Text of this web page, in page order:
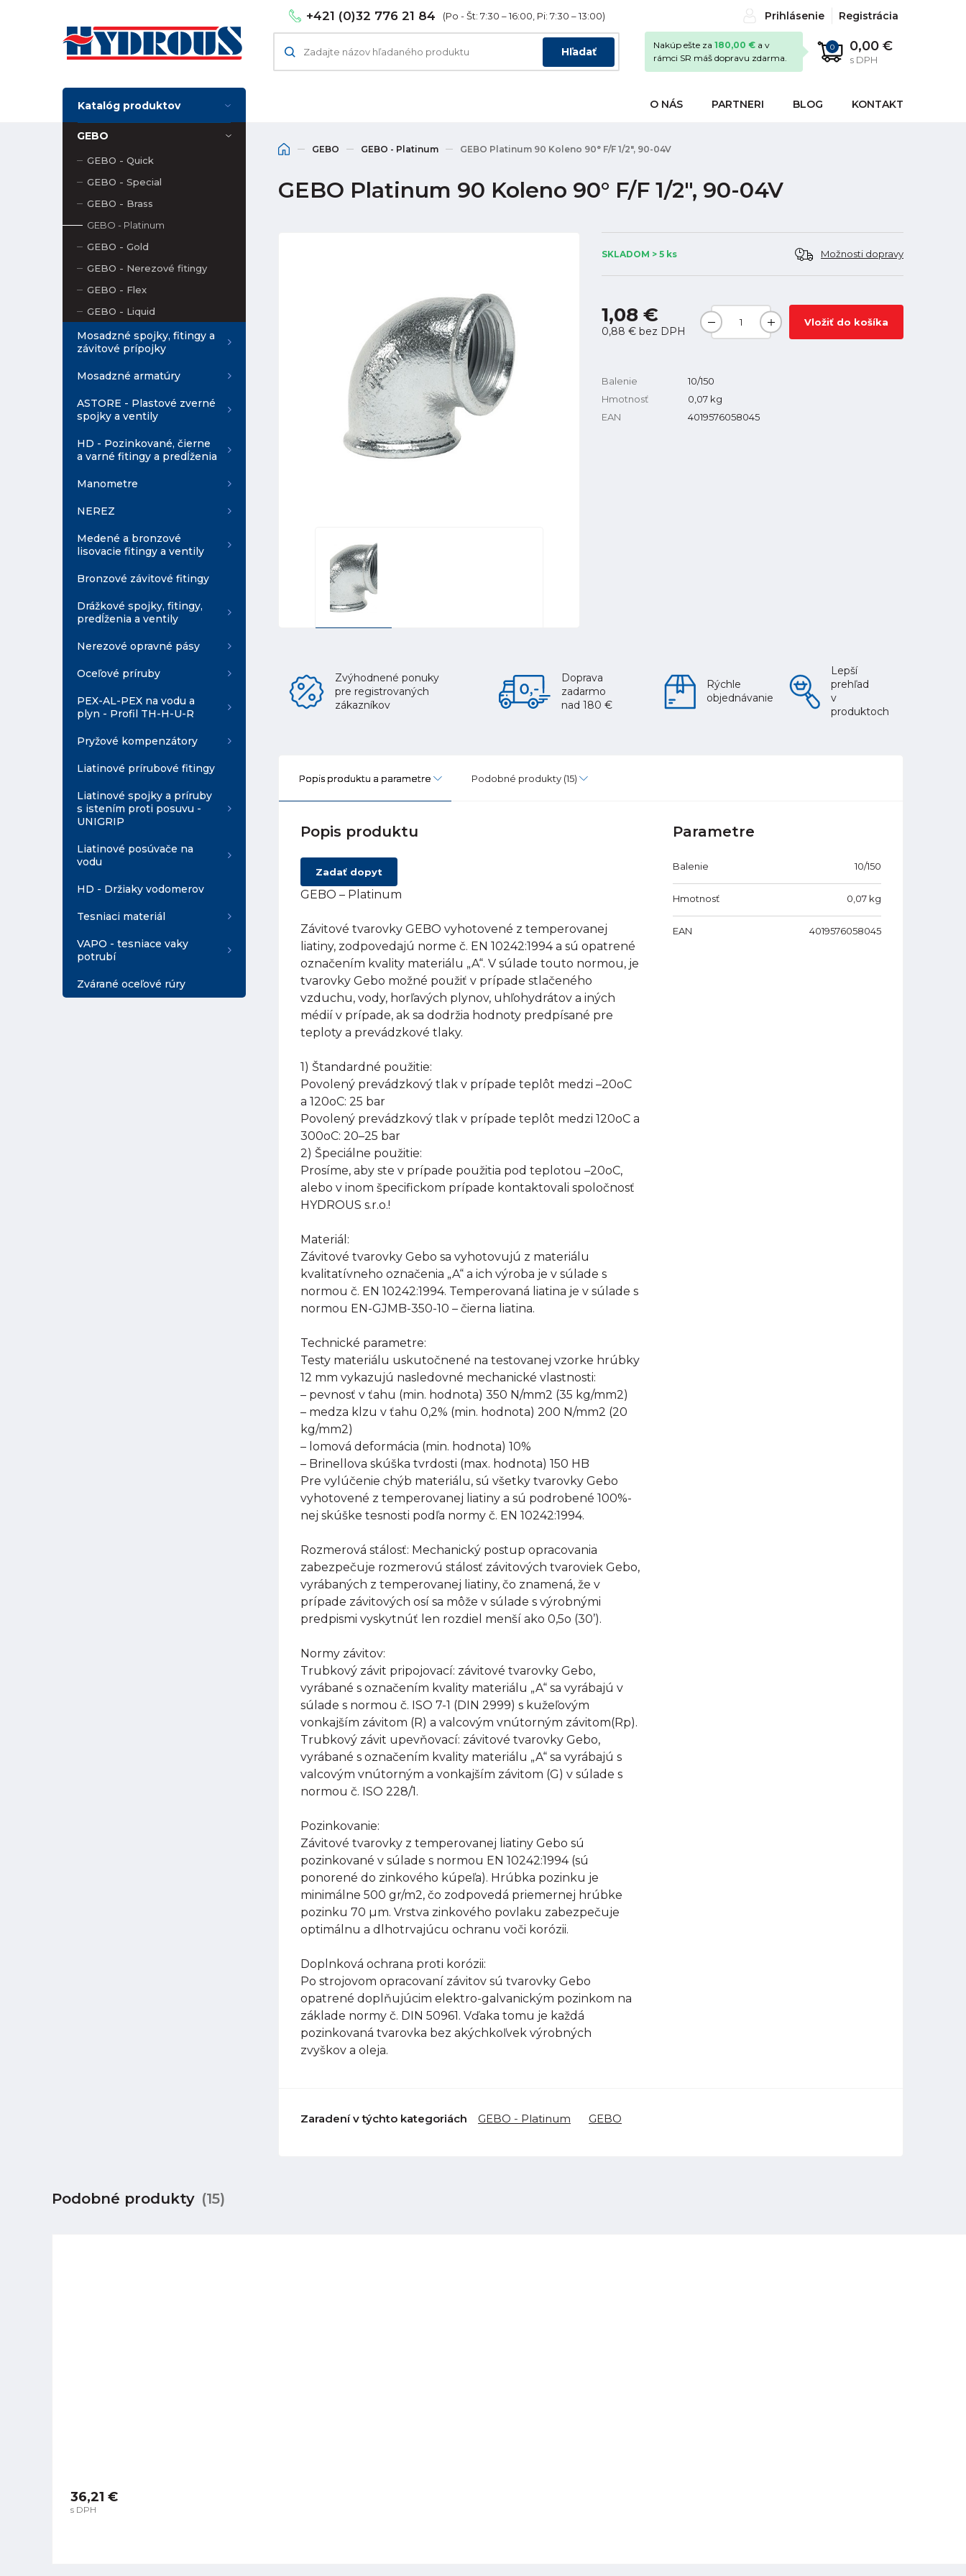
+421 (0)32 776 21 84 (Po - Št: 7:30 – 16:00, Pi: 7:30 – 13:00) Prihlásenie Registrácia
Hľadať 0 0,00 €
s DPH
Nakúp ešte za 180,00 € a v
rámci SR máš dopravu zdarma.
O NÁS PARTNERI BLOG KONTAKT
Katalóg produktov
GEBO
GEBO - Quick
GEBO - Special
GEBO - Brass
GEBO - Platinum
GEBO - Gold
GEBO - Nerezové fitingy
GEBO - Flex
GEBO - Liquid
Mosadzné spojky, fitingy a
závitové prípojky
Mosadzné armatúry
ASTORE - Plastové zverné
spojky a ventily
HD - Pozinkované, čierne
a varné fitingy a predĺženia
Manometre
NEREZ
Medené a bronzové
lisovacie fitingy a ventily
Bronzové závitové fitingy
Drážkové spojky, fitingy,
predĺženia a ventily
Nerezové opravné pásy
Oceľové príruby
PEX-AL-PEX na vodu a
plyn - Profil TH-H-U-R
Pryžové kompenzátory
Liatinové prírubové fitingy
Liatinové spojky a príruby
s istením proti posuvu -
UNIGRIP
Liatinové posúvače na
vodu
HD - Držiaky vodomerov
Tesniaci materiál
VAPO - tesniace vaky
potrubí
Zvárané oceľové rúry
GEBO GEBO - Platinum GEBO Platinum 90 Koleno 90° F/F 1/2", 90-04V
GEBO Platinum 90 Koleno 90° F/F 1/2", 90-04V
SKLADOM > 5 ks Možnosti dopravy
1,08 €
0,88 € bez DPH
Vložiť do košíka
Balenie
10/150
Hmotnosť
0,07 kg
EAN
4019576058045
Zvýhodnené ponuky
pre registrovaných
zákazníkov
Doprava
zadarmo
nad 180 €
Rýchle
objednávanie
Lepší
prehľad
v
produktoch
Popis produktu a parametre Podobné produkty (15)
Popis produktu
Zadať dopyt
GEBO – Platinum
Závitové tvarovky GEBO vyhotovené z temperovanej
liatiny, zodpovedajú norme č. EN 10242:1994 a sú opatrené
označením kvality materiálu „A“. V súlade touto normou, je
tvarovky Gebo možné použiť v prípade stlačeného
vzduchu, vody, horľavých plynov, uhľohydrátov a iných
médií v prípade, ak sa dodržia hodnoty predpísané pre
teploty a prevádzkové tlaky.
1) Štandardné použitie:
Povolený prevádzkový tlak v prípade teplôt medzi –20oC
a 120oC: 25 bar
Povolený prevádzkový tlak v prípade teplôt medzi 120oC a
300oC: 20–25 bar
2) Špeciálne použitie:
Prosíme, aby ste v prípade použitia pod teplotou –20oC,
alebo v inom špecifickom prípade kontaktovali spoločnosť
HYDROUS s.r.o.!
Materiál:
Závitové tvarovky Gebo sa vyhotovujú z materiálu
kvalitatívneho označenia „A“ a ich výroba je v súlade s
normou č. EN 10242:1994. Temperovaná liatina je v súlade s
normou EN-GJMB-350-10 – čierna liatina.
Technické parametre:
Testy materiálu uskutočnené na testovanej vzorke hrúbky
12 mm vykazujú nasledovné mechanické vlastnosti:
– pevnosť v ťahu (min. hodnota) 350 N/mm2 (35 kg/mm2)
– medza klzu v ťahu 0,2% (min. hodnota) 200 N/mm2 (20
kg/mm2)
– lomová deformácia (min. hodnota) 10%
– Brinellova skúška tvrdosti (max. hodnota) 150 HB
Pre vylúčenie chýb materiálu, sú všetky tvarovky Gebo
vyhotovené z temperovanej liatiny a sú podrobené 100%-
nej skúške tesnosti podľa normy č. EN 10242:1994.
Rozmerová stálosť: Mechanický postup opracovania
zabezpečuje rozmerovú stálosť závitových tvaroviek Gebo,
vyrábaných z temperovanej liatiny, čo znamená, že v
prípade závitových osí sa môže v súlade s výrobnými
predpismi vyskytnúť len rozdiel menší ako 0,5o (30’).
Normy závitov:
Trubkový závit pripojovací: závitové tvarovky Gebo,
vyrábané s označením kvality materiálu „A“ sa vyrábajú v
súlade s normou č. ISO 7-1 (DIN 2999) s kužeľovým
vonkajším závitom (R) a valcovým vnútorným závitom(Rp).
Trubkový závit upevňovací: závitové tvarovky Gebo,
vyrábané s označením kvality materiálu „A“ sa vyrábajú s
valcovým vnútorným a vonkajším závitom (G) v súlade s
normou č. ISO 228/1.
Pozinkovanie:
Závitové tvarovky z temperovanej liatiny Gebo sú
pozinkované v súlade s normou EN 10242:1994 (sú
ponorené do zinkového kúpeľa). Hrúbka pozinku je
minimálne 500 gr/m2, čo zodpovedá priemernej hrúbke
pozinku 70 µm. Vrstva zinkového povlaku zabezpečuje
optimálnu a dlhotrvajúcu ochranu voči korózii.
Doplnková ochrana proti korózii:
Po strojovom opracovaní závitov sú tvarovky Gebo
opatrené doplňujúcim elektro-galvanickým pozinkom na
základe normy č. DIN 50961. Vďaka tomu je každá
pozinkovaná tvarovka bez akýchkoľvek výrobných
zvyškov a oleja.
Parametre
Balenie 10/150
Hmotnosť 0,07 kg
EAN 4019576058045
Zaradení v týchto kategoriách GEBO - Platinum GEBO
Podobné produkty (15)
36,21 €
s DPH